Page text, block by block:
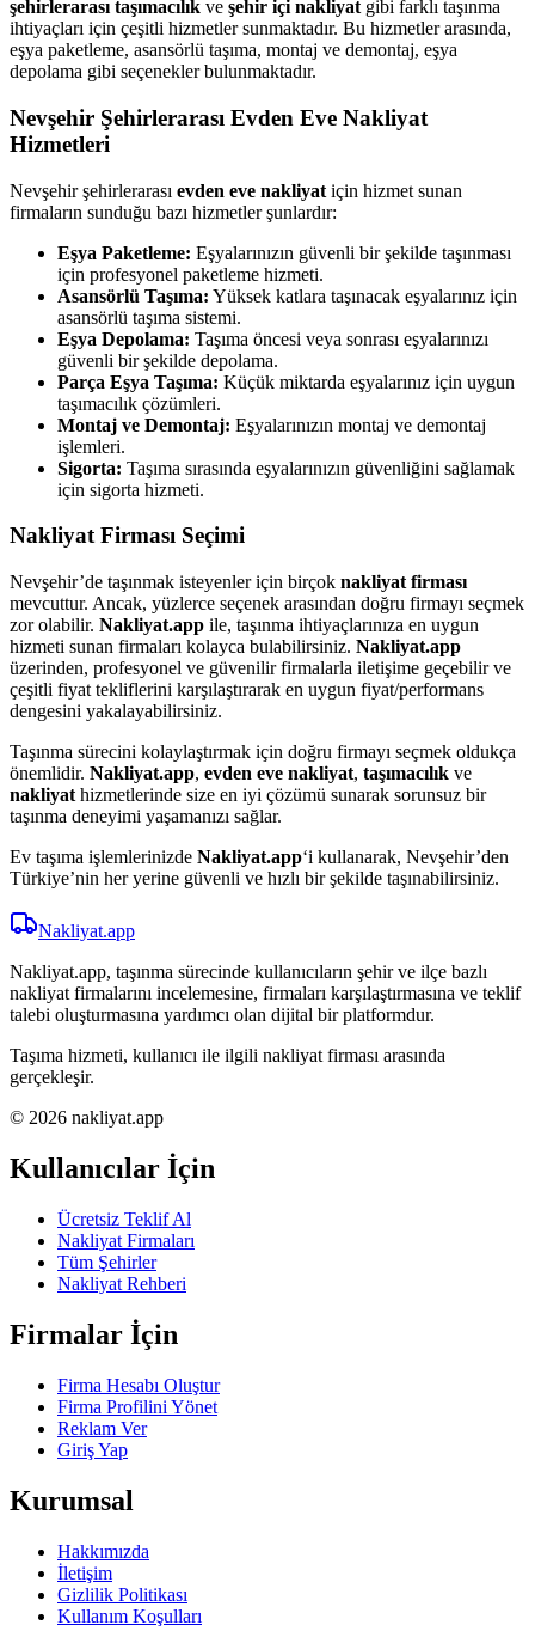
şehirlerarası taşımacılık ve şehir içi nakliyat gibi farklı taşınma
ihtiyaçları için çeşitli hizmetler sunmaktadır. Bu hizmetler arasında,
eşya paketleme, asansörlü taşıma, montaj ve demontaj, eşya
depolama gibi seçenekler bulunmaktadır.
Nevşehir Şehirlerarası Evden Eve Nakliyat
Hizmetleri
Nevşehir şehirlerarası evden eve nakliyat için hizmet sunan
firmaların sunduğu bazı hizmetler şunlardır:
Eşya Paketleme: Eşyalarınızın güvenli bir şekilde taşınması
için profesyonel paketleme hizmeti.
Asansörlü Taşıma: Yüksek katlara taşınacak eşyalarınız için
asansörlü taşıma sistemi.
Eşya Depolama: Taşıma öncesi veya sonrası eşyalarınızı
güvenli bir şekilde depolama.
Parça Eşya Taşıma: Küçük miktarda eşyalarınız için uygun
taşımacılık çözümleri.
Montaj ve Demontaj: Eşyalarınızın montaj ve demontaj
işlemleri.
Sigorta: Taşıma sırasında eşyalarınızın güvenliğini sağlamak
için sigorta hizmeti.
Nakliyat Firması Seçimi
Nevşehir’de taşınmak isteyenler için birçok nakliyat firması
mevcuttur. Ancak, yüzlerce seçenek arasından doğru firmayı seçmek
zor olabilir. Nakliyat.app ile, taşınma ihtiyaçlarınıza en uygun
hizmeti sunan firmaları kolayca bulabilirsiniz. Nakliyat.app
üzerinden, profesyonel ve güvenilir firmalarla iletişime geçebilir ve
çeşitli fiyat tekliflerini karşılaştırarak en uygun fiyat/performans
dengesini yakalayabilirsiniz.
Taşınma sürecini kolaylaştırmak için doğru firmayı seçmek oldukça
önemlidir. Nakliyat.app, evden eve nakliyat, taşımacılık ve
nakliyat hizmetlerinde size en iyi çözümü sunarak sorunsuz bir
taşınma deneyimi yaşamanızı sağlar.
Ev taşıma işlemlerinizde Nakliyat.app‘i kullanarak, Nevşehir’den
Türkiye’nin her yerine güvenli ve hızlı bir şekilde taşınabilirsiniz.
Nakliyat.app
Nakliyat.app, taşınma sürecinde kullanıcıların şehir ve ilçe bazlı
nakliyat firmalarını incelemesine, firmaları karşılaştırmasına ve teklif
talebi oluşturmasına yardımcı olan dijital bir platformdur.
Taşıma hizmeti, kullanıcı ile ilgili nakliyat firması arasında
gerçekleşir.
© 2026 nakliyat.app
Kullanıcılar İçin
Ücretsiz Teklif Al
Nakliyat Firmaları
Tüm Şehirler
Nakliyat Rehberi
Firmalar İçin
Firma Hesabı Oluştur
Firma Profilini Yönet
Reklam Ver
Giriş Yap
Kurumsal
Hakkımızda
İletişim
Gizlilik Politikası
Kullanım Koşulları